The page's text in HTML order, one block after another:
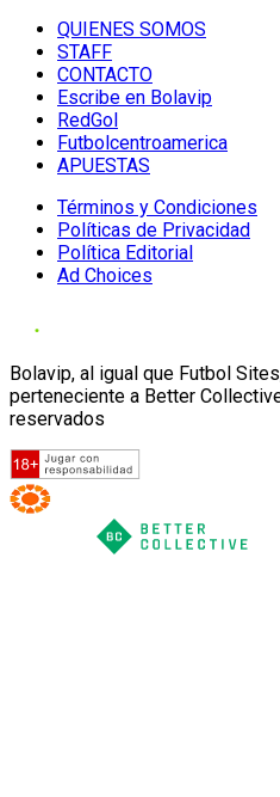
QUIENES SOMOS
STAFF
CONTACTO
Escribe en Bolavip
RedGol
Futbolcentroamerica
APUESTAS
Términos y Condiciones
Políticas de Privacidad
Política Editorial
Ad Choices
Bolavip, al igual que Futbol
perteneciente a Better
reservados